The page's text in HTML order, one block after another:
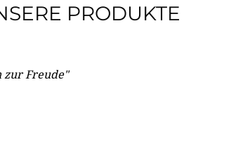
PRODUKTE
zur Freude"